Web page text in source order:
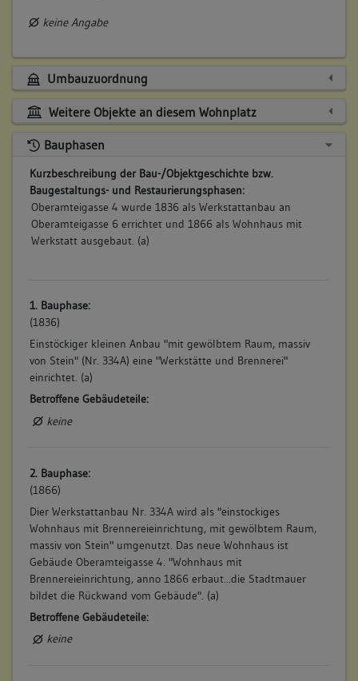
keine Angabe
Umbauzuordnung
Weitere Objekte an diesem Wohnplatz
Bauphasen
Kurzbeschreibung der Bau-/Objektgeschichte bzw.
Baugestaltungs- und Restaurierungsphasen:
Oberamteigasse 4 wurde 1836 als Werkstattanbau an
Oberamteigasse 6 errichtet und 1866 als Wohnhaus mit
Werkstatt ausgebaut. (a)
1. Bauphase:
(1836)
Einstöckiger kleinen Anbau "mit gewölbtem Raum, massiv
von Stein" (Nr. 334A) eine "Werkstätte und Brennerei"
einrichtet. (a)
Betroffene Gebäudeteile:
keine
2. Bauphase:
(1866)
Dier Werkstattanbau Nr. 334A wird als "einstockiges
Wohnhaus mit Brennereieinrichtung, mit gewölbtem Raum,
massiv von Stein" umgenutzt. Das neue Wohnhaus ist
Gebäude Oberamteigasse 4: "Wohnhaus mit
Brennereieinrichtung, anno 1866 erbaut...die Stadtmauer
bildet die Rückwand vom Gebäude". (a)
Betroffene Gebäudeteile:
keine